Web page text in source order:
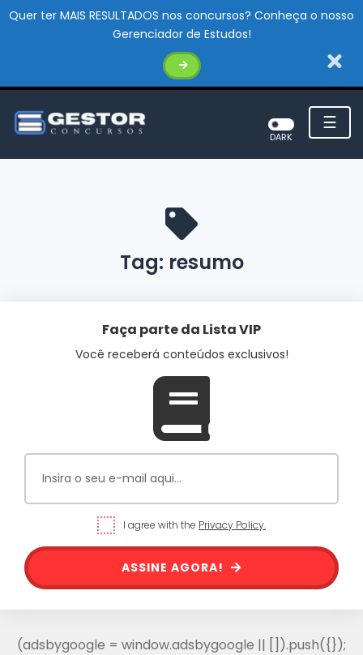
Quer ter MAIS RESULTADOS nos concursos? Conheça o nosso
Gerenciador de Estudos!
☰
DARK
Tag: resumo
Faça parte da Lista VIP
Você receberá conteúdos exclusivos!
I agree with the Privacy Policy.
ASSINE AGORA!
(adsbygoogle = window.adsbygoogle || []).push({});